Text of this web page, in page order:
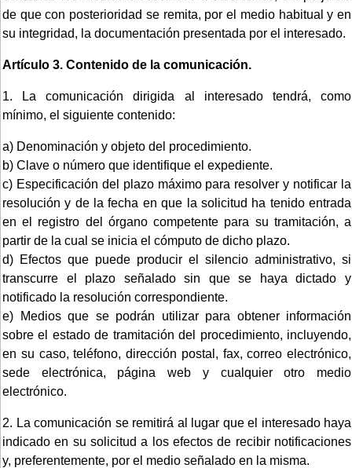
de que con posterioridad se remita, por el medio habitual y en
su integridad, la documentación presentada por el interesado.
Artículo 3. Contenido de la comunicación.
1. La comunicación dirigida al interesado tendrá, como
mínimo, el siguiente contenido:
a) Denominación y objeto del procedimiento.
b) Clave o número que identifique el expediente.
c) Especificación del plazo máximo para resolver y notificar la
resolución y de la fecha en que la solicitud ha tenido entrada
en el registro del órgano competente para su tramitación, a
partir de la cual se inicia el cómputo de dicho plazo.
d) Efectos que puede producir el silencio administrativo, si
transcurre el plazo señalado sin que se haya dictado y
notificado la resolución correspondiente.
e) Medios que se podrán utilizar para obtener información
sobre el estado de tramitación del procedimiento, incluyendo,
en su caso, teléfono, dirección postal, fax, correo electrónico,
sede electrónica, página web y cualquier otro medio
electrónico.
2. La comunicación se remitirá al lugar que el interesado haya
indicado en su solicitud a los efectos de recibir notificaciones
y, preferentemente, por el medio señalado en la misma.